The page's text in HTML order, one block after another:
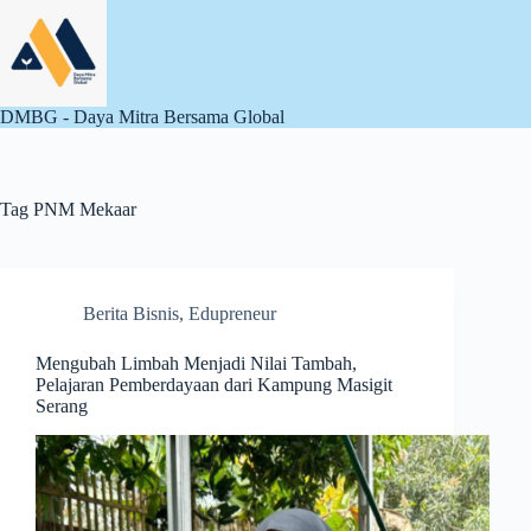
content
DMBG - Daya Mitra Bersama Global
Tag PNM Mekaar
Berita Bisnis, Edupreneur
Mengubah Limbah Menjadi Nilai Tambah,
Pelajaran Pemberdayaan dari Kampung Masigit
Serang